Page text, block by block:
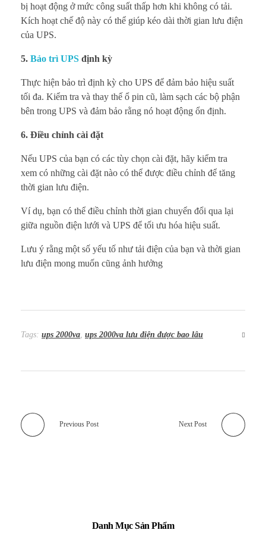
bị hoạt động ở mức công suất thấp hơn khi không có tải.
Kích hoạt chế độ này có thể giúp kéo dài thời gian lưu điện
của UPS.
5. Bảo trì UPS định kỳ
Thực hiện bảo trì định kỳ cho UPS để đảm bảo hiệu suất
tối đa. Kiểm tra và thay thế ổ pin cũ, làm sạch các bộ phận
bên trong UPS và đảm bảo rằng nó hoạt động ổn định.
6. Điều chỉnh cài đặt
Nếu UPS của bạn có các tùy chọn cài đặt, hãy kiểm tra
xem có những cài đặt nào có thể được điều chỉnh để tăng
thời gian lưu điện.
Ví dụ, bạn có thể điều chỉnh thời gian chuyển đổi qua lại
giữa nguồn điện lưới và UPS để tối ưu hóa hiệu suất.
Lưu ý rằng một số yếu tố như tải điện của bạn và thời gian
lưu điện mong muốn cũng ảnh hưởng
Tags: ups 2000va ups 2000va lưu điện được bao lâu
Previous Post Next Post
Danh Mục Sản Phẩm